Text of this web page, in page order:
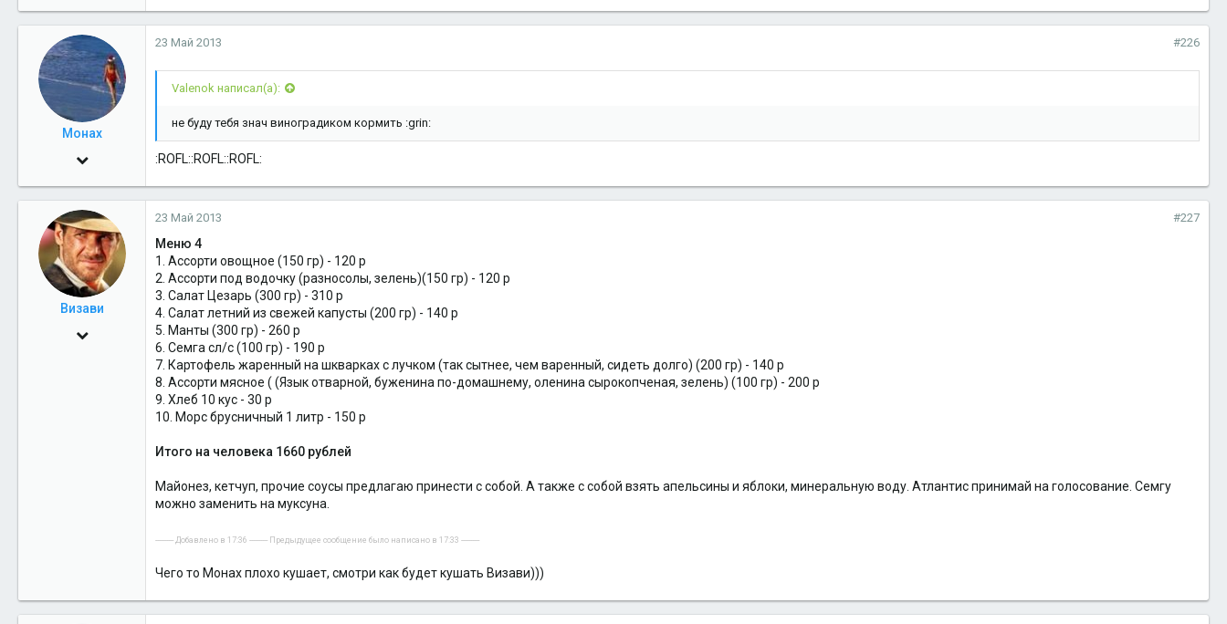
3,985
36
Салехард
Монах
21 Фев 2011
4,710
36
ЕКБ - СХД
23 Май 2013 #226
Valenok написал(а):
не буду тебя знач виноградиком кормить :grin:
:ROFL::ROFL::ROFL:
Визави
10 Июл 2011
23 Май 2013 #227
Меню 4
1. Ассорти овощное (150 гр) - 120 р
2. Ассорти под водочку (разносолы, зелень)(150 гр) - 120 р
3. Салат Цезарь (300 гр) - 310 р
4. Салат летний из свежей капусты (200 гр) - 140 р
5. Манты (300 гр) - 260 р
6. Семга сл/с (100 гр) - 190 р
7. Картофель жаренный на шкварках с лучком (так сытнее, чем варенный, сидеть долго) (200 гр) - 140 р
8. Ассорти мясное ( (Язык отварной, буженина по-домашнему, оленина сырокопченая, зелень) (100 гр) - 200 р
9. Хлеб 10 кус - 30 р
10. Морс брусничный 1 литр - 150 р
Итого на человека 1660 рублей
Майонез, кетчуп, прочие соусы предлагаю принести с собой. А также с собой взять апельсины и яблоки, минеральную воду. Атлантис принимай на голосование. Семгу
можно заменить на муксуна.
---------- Добавлено в 17:36 ---------- Предыдущее сообщение было написано в 17:33 ----------
Чего то Монах плохо кушает, смотри как будет кушать Визави)))